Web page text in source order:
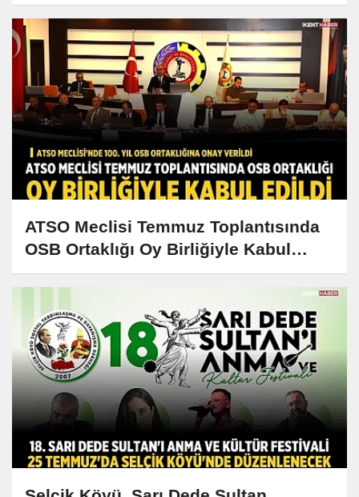
ATSO Meclisi Temmuz Toplantısında
OSB Ortaklığı Oy Birliğiyle Kabul
Edildi